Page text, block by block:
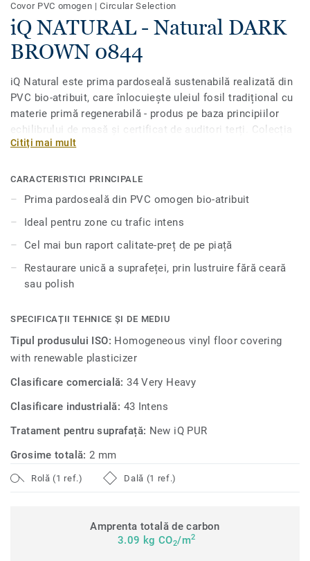
Covor PVC omogen |Circular Selection
iQ NATURAL - Natural DARK
BROWN 0844
iQ Natural este prima pardoseală sustenabilă realizată din
PVC bio-atribuit, care înlocuiește uleiul fosil tradițional cu
materie primă regenerabilă - produs pe baza principiilor
echilibrului de masă și certificat de auditori terți. Colecția
iQ Natural se evidențiază astfel drept o soluție de
a emisiilor de gaze cu efect de seră de 50%, în comparație
cu pardoselile de PVC omogene medii. Pardoseala
sustenabilă din PVC iQ Natural se numără printre soluțiile
cu cel mai scăzut conținut de carbon de pe piață. Sunt
disponibile 35 de designuri în culori variate, de la clasicul
Citiți mai mult
CARACTERISTICI PRINCIPALE
Prima pardoseală din PVC omogen bio-atribuit
Ideal pentru zone cu trafic intens
Cel mai bun raport calitate-preț de pe piață
Restaurare unică a suprafeței, prin lustruire fără ceară
sau polish
SPECIFICAȚII TEHNICE ȘI DE MEDIU
Tipul produsului ISO: Homogeneous vinyl floor covering
with renewable plasticizer
Clasificare comercială:34 Very Heavy
Clasificare industrială: 43 Intens
Tratament pentru suprafață: New iQ PUR
Grosime totală:2 mm
Rolă (1 ref.) Dală (1 ref.)
Amprenta totală de carbon
3.09 kg CO2/m2